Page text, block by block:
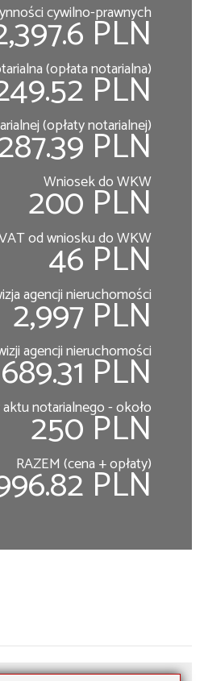
cywilno-prawnych
PLN
(opłata notarialna)
PLN
(opłaty notarialnej)
PLN
Wniosek do WKW
200 PLN
od wniosku do WKW
46 PLN
agencji nieruchomości
2,997 PLN
agencji nieruchomości
689.31 PLN
notarialnego - około
250 PLN
RAZEM (cena + opłaty)
PLN